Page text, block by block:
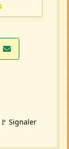
X
🚩 Signaler